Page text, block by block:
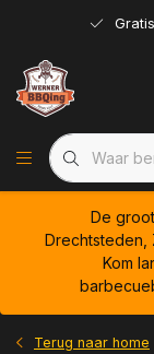
De
Drechtsteden,
Kom
Terug naar home